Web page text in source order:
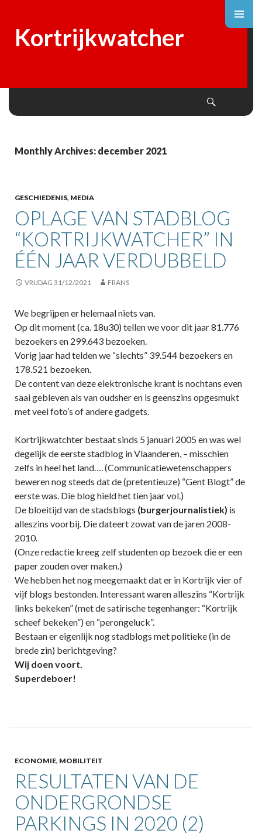
Kortrijkwatcher
Monthly Archives: december 2021
GESCHIEDENIS, MEDIA
OPLAGE VAN STADBLOG
“KORTRIJKWATCHER” IN
ÉÉN JAAR VERDUBBELD
VRIJDAG 31/12/2021 FRANS
We begrijpen er helemaal niets van.
Op dit moment (ca. 18u30) tellen we voor dit jaar 81.776
bezoekers en 299.643 bezoeken.
Vorig jaar had telden we “slechts” 39.544 bezoekers en
178.521 bezoeken.
De content van deze elektronische krant is nochtans even
saai gebleven als van oudsher en is geenszins opgesmukt
met veel foto’s of andere gadgets.
Kortrijkwatchter bestaat sinds 5 januari 2005 en was wel
degelijk de eerste stadblog in Vlaanderen, – misschien
zelfs in heel het land…. (Communicatiewetenschappers
beweren nog steeds dat de (pretentieuze) “Gent Blogt” de
eerste was. Die blog hield het tien jaar vol.)
De bloeitijd van de stadsblogs (burgerjournalistiek) is
alleszins voorbij. Die dateert zowat van de jaren 2008-
2010.
(Onze redactie kreeg zelf studenten op bezoek die er een
paper zouden over maken.)
We hebben het nog meegemaakt dat er in Kortrijk vier of
vijf blogs bestonden. Interessant waren alleszins “Kortrijk
links bekeken” (met de satirische tegenhanger: “Kortrijk
scheef bekeken”) en “perongeluck”.
Bestaan er eigenlijk nog stadblogs met politieke (in de
brede zin) berichtgeving?
Wij doen voort.
Superdeboer!
ECONOMIE, MOBILITEIT
RESULTATEN VAN DE
ONDERGRONDSE
PARKINGS IN 2020 (2)